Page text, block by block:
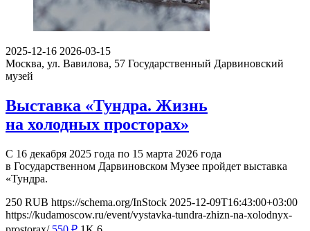
2025-12-16 2026-03-15
Москва, ул. Вавилова, 57 Государственный Дарвиновский
музей
Выставка «Тундра. Жизнь
на холодных просторах»
С 16 декабря 2025 года по 15 марта 2026 года
в Государственном Дарвиновском Музее пройдет выставка
«Тундра.
250 RUB https://schema.org/InStock 2025-12-09T16:43:00+03:00
https://kudamoscow.ru/event/vystavka-tundra-zhizn-na-xolodnyx-